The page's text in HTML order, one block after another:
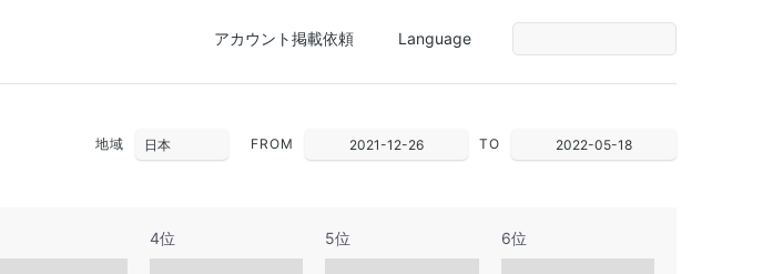
アカウント掲載依頼 Language
地域 FROM 2021-12-26 TO 2022-05-18
4位 5位 6位